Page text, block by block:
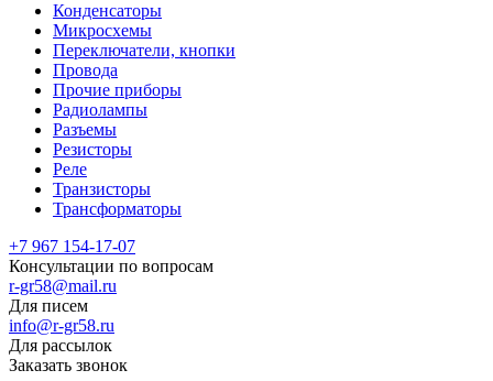
Конденсаторы
Микросхемы
Переключатели, кнопки
Провода
Прочие приборы
Радиолампы
Разъемы
Резисторы
Реле
Транзисторы
Трансформаторы
+7 967 154-17-07
Консультации по вопросам
r-gr58@mail.ru
Для писем
info@r-gr58.ru
Для рассылок
Заказать звонок